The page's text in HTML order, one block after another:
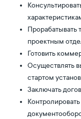
Прорабатывать
проектным
Готовить
Осуществлять
стартом
Заключать